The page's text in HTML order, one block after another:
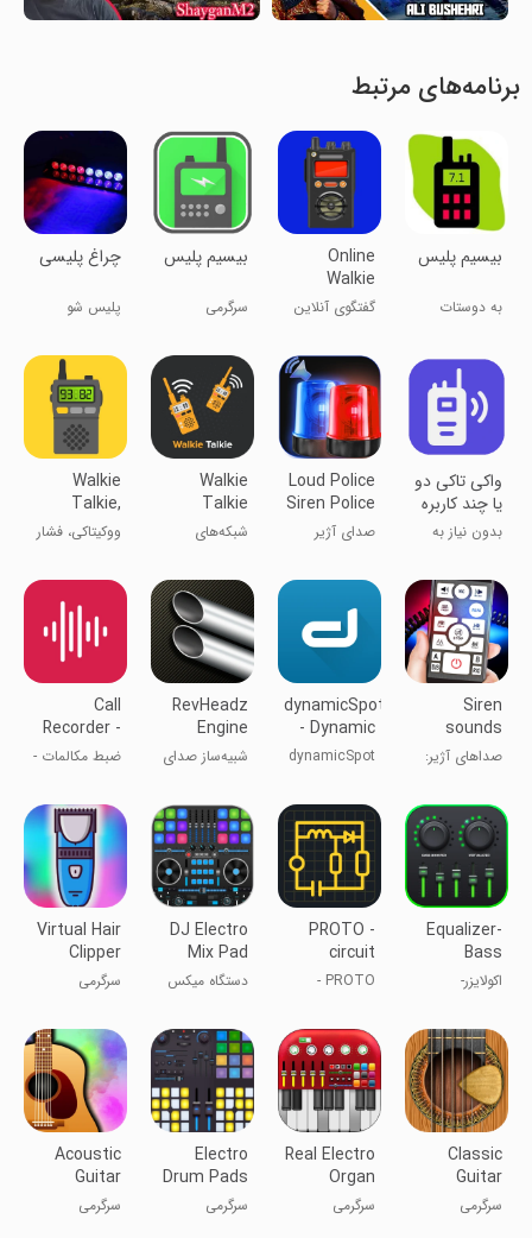
برنامه‌های مرتبط
‏بیسیم پلیس
به دوستات
Online
Walkie
Talkie Lite
گفتگوی آنلاین
بیسیم پلیس
سرگرمی
چراغ پلیسی
پلیس شو
‏واکی تاکی دو
یا چند کاربره
بدون نیاز به
Loud Police
Siren Police
Light
صدای آژیر
چراغ پلیس
Walkie
Talkie
Offline
شبکه‌های
Walkie
Talkie,
Push to
Talk
ووکیتاکی، فشار
کردن
Siren
sounds
set: siren
system
صداهای آژیر:
dynamicSpot
- Dynamic
Island
dynamicSpot
دینامیک
RevHeadz
Engine
Sounds
شبیه‌‌ساز صدای
Call
Recorder -
Talker ACR
ضبط مکالمات -
ACR
Equalizer-
Bass
اکولایزر-
بیس و حجم
PROTO -
circuit
simulator
PROTO -
DJ Electro
Mix Pad
دستگاه میکس
دی.جی.
Virtual Hair
Clipper
Simulator
سرگرمی
Classic
Guitar
سرگرمی
Real Electro
Organ
سرگرمی
Electro
Drum Pads
سرگرمی
Acoustic
Guitar
سرگرمی